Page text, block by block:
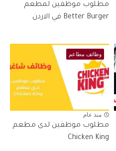
مطلوب موظفين لمطعم
Better Burger في الاردن
وظائف مطاعم
منذ عام
مطلوب موظفين لدى مطعم
Chicken King